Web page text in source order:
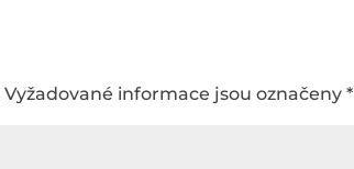
Vyžadované informace jsou označeny*